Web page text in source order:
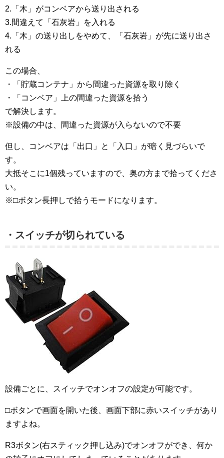
2.「木」がコンベアから送り出される
3.間違えて「石灰岩」を入れる
4.「木」の送り出しをやめて、「石灰岩」が先に送り出さ
れる
この場合、
・「貯蔵コンテナ」から間違った資源を取り除く
・「コンベア」上の間違った資源を拾う
で解決します。
※設備の中は、間違った資源が入らないので不要
但し、コンベアは「出口」と「入口」が暗く見づらいで
す。
大抵そこに1個残っていますので、奥の方まで拾ってくださ
い。
※□ボタン長押しで拾うモードになります。
・スイッチが切られている
設備ごとに、スイッチでオンオフの設定が可能です。
□ボタンで画面を開いた後、画面下部に赤いスイッチがあり
ますよね。
R3ボタン(右スティック押し込み)でオンオフができ、何か